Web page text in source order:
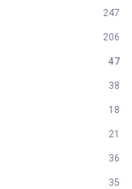
247
206
47
38
18
21
36
35